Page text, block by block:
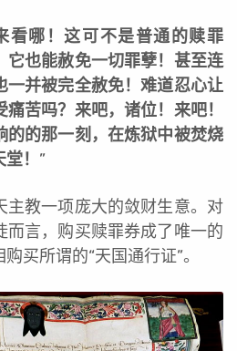
看哪！这可不是普通的赎罪
它也能赦免一切罪孽！甚至连
一并被完全赦免！难道忍心让
苦吗？来吧，诸位！来吧！
的的那一刻，在炼狱中被焚烧
！ ”
主教一项庞大的敛财生意。对
而言，购买赎罪券成了唯一的
买所谓的“天国通行证”。